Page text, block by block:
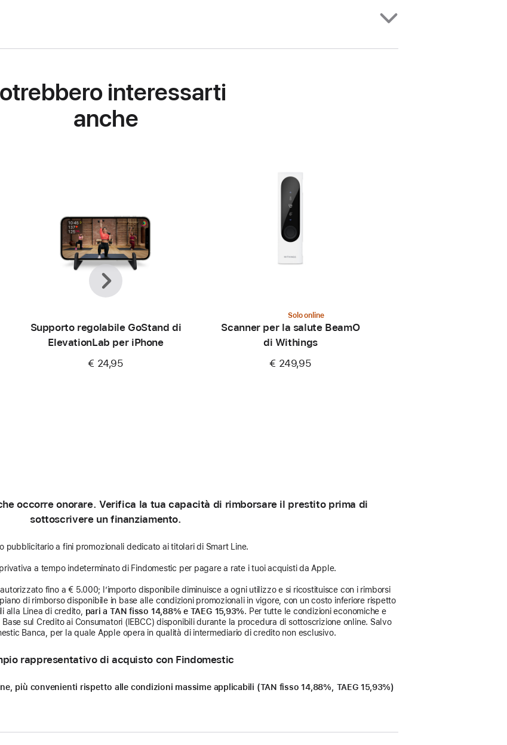
interessarti
anche
Supporto regolabile GoStand di
ElevationLab per iPhone
€ 24,95
Solo online
Scanner per la salute BeamO
di Withings
€ 249,95
Precedente
Avanti
occorre onorare. Verifica la tua capacità di rimborsare il prestito prima di
sottoscrivere un finanziamento.
pubblicitario a fini promozionali dedicato ai titolari di Smart Line.
a tempo indeterminato di Findomestic per pagare a rate i tuoi acquisti da Apple.
fino a € 5.000; l’importo disponibile diminuisce a ogni utilizzo e si ricostituisce con i rimborsi
di rimborso disponibile in base alle condizioni promozionali in vigore, con un costo inferiore rispetto
alla Linea di credito, pari a TAN fisso 14,88% e TAEG 15,93%. Per tutte le condizioni economiche e
sul Credito ai Consumatori (IEBCC) disponibili durante la procedura di sottoscrizione online. Salvo
Banca, per la quale Apple opera in qualità di intermediario di credito non esclusivo.
rappresentativo di acquisto con Findomestic
più convenienti rispetto alle condizioni massime applicabili (TAN fisso 14,88%, TAEG 15,93%)